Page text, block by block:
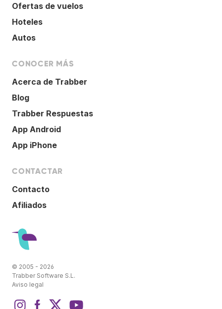
Ofertas de vuelos
Hoteles
Autos
CONOCER MÁS
Acerca de Trabber
Blog
Trabber Respuestas
App Android
App iPhone
CONTACTAR
Contacto
Afiliados
© 2005 - 2026
Trabber Software S.L.
Aviso legal